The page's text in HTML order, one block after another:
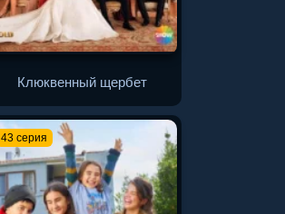
Клюквенный щербет
43 серия